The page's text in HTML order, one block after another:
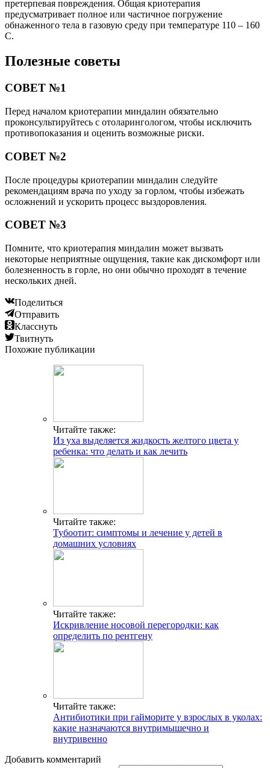
претерпевая повреждения. Общая криотерапия
предусматривает полное или частичное погружение
обнаженного тела в газовую среду при температуре 110 – 160
С.
Полезные советы
СОВЕТ №1
Перед началом криотерапии миндалин обязательно
проконсультируйтесь с отоларингологом, чтобы исключить
противопоказания и оценить возможные риски.
СОВЕТ №2
После процедуры криотерапии миндалин следуйте
рекомендациям врача по уходу за горлом, чтобы избежать
осложнений и ускорить процесс выздоровления.
СОВЕТ №3
Помните, что криотерапия миндалин может вызвать
некоторые неприятные ощущения, такие как дискомфорт или
болезненность в горле, но они обычно проходят в течение
нескольких дней.
Поделиться
Отправить
Класснуть
Твитнуть
Похожие публикации
Читайте также:
Из уха выделяется жидкость желтого цвета у
ребенка: что делать и как лечить
Читайте также:
Тубоотит: симптомы и лечение у детей в
домашних условиях
Читайте также:
Искривление носовой перегородки: как
определить по рентгену
Читайте также:
Антибиотики при гайморите у взрослых в уколах:
какие назначаются внутримышечно и
внутривенно
Добавить комментарий